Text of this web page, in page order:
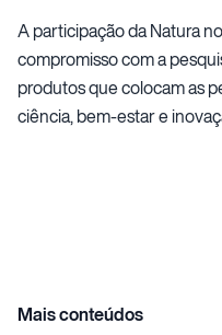
A participação da Natura
compromisso com a
produtos que colocam as
ciência, bem-estar e
Mais conteúdos